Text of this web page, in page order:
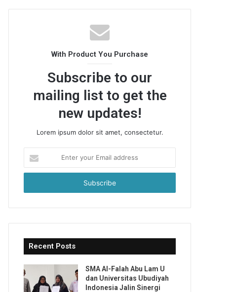
With Product You Purchase
Subscribe to our
mailing list to get the
new updates!
Lorem ipsum dolor sit amet, consectetur.
your
Email
Recent Posts
SMA Al-Falah Abu Lam U
dan Universitas Ubudiyah
Indonesia Jalin Sinergi